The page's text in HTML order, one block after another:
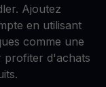
Ajoutez
en utilisant
comme une
profiter d'achats